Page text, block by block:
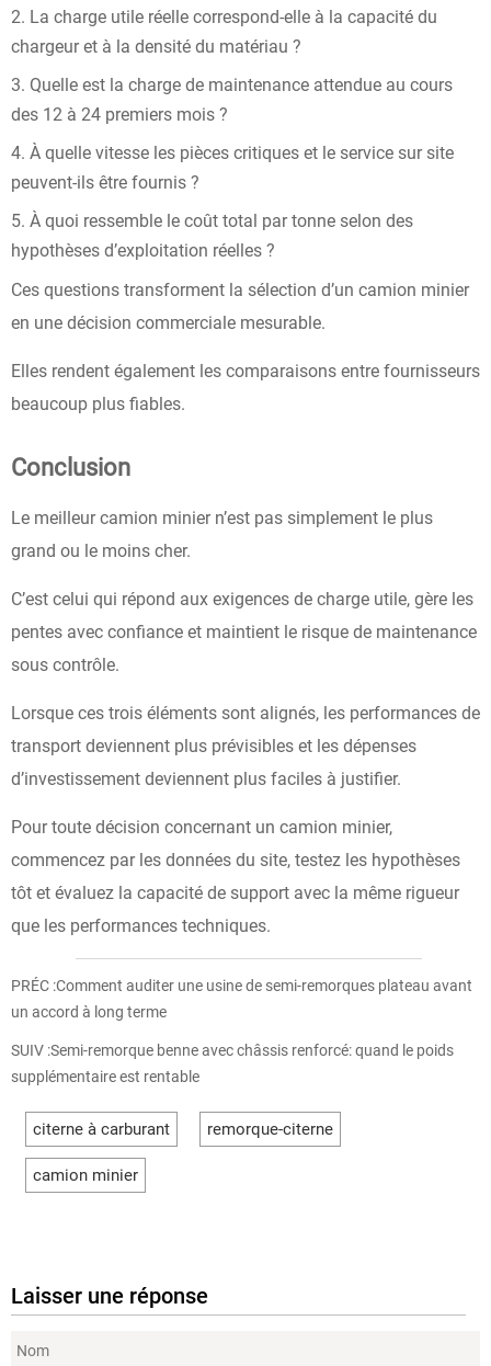
La charge utile réelle correspond-elle à la capacité du
chargeur et à la densité du matériau ?
Quelle est la charge de maintenance attendue au cours
des 12 à 24 premiers mois ?
À quelle vitesse les pièces critiques et le service sur site
peuvent-ils être fournis ?
À quoi ressemble le coût total par tonne selon des
hypothèses d’exploitation réelles ?
Ces questions transforment la sélection d’un camion minier
en une décision commerciale mesurable.
Elles rendent également les comparaisons entre fournisseurs
beaucoup plus fiables.
Conclusion
Le meilleur camion minier n’est pas simplement le plus
grand ou le moins cher.
C’est celui qui répond aux exigences de charge utile, gère les
pentes avec confiance et maintient le risque de maintenance
sous contrôle.
Lorsque ces trois éléments sont alignés, les performances de
transport deviennent plus prévisibles et les dépenses
d’investissement deviennent plus faciles à justifier.
Pour toute décision concernant un camion minier,
commencez par les données du site, testez les hypothèses
tôt et évaluez la capacité de support avec la même rigueur
que les performances techniques.
PRÉC :Comment auditer une usine de semi-remorques plateau avant
un accord à long terme
SUIV :Semi-remorque benne avec châssis renforcé: quand le poids
supplémentaire est rentable
citerne à carburant remorque-citerne
camion minier
Laisser une réponse